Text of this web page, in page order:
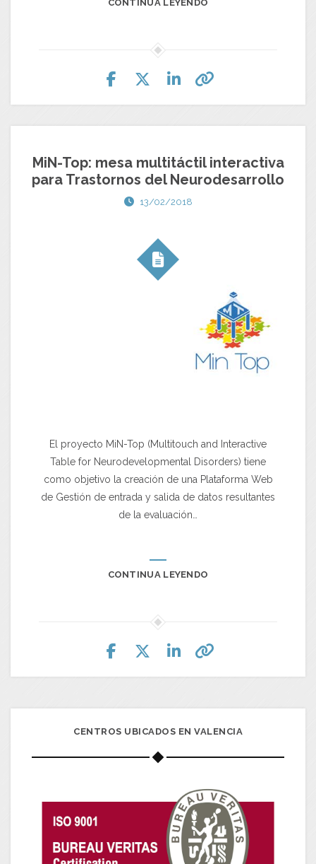
CONTINUA LEYENDO
MiN-Top: mesa multitáctil interactiva
para Trastornos del Neurodesarrollo
13/02/2018
El proyecto MiN-Top (Multitouch and Interactive
Table for Neurodevelopmental Disorders) tiene
como objetivo la creación de una Plataforma Web
de Gestión de entrada y salida de datos resultantes
de la evaluación…
CONTINUA LEYENDO
CENTROS UBICADOS EN VALENCIA